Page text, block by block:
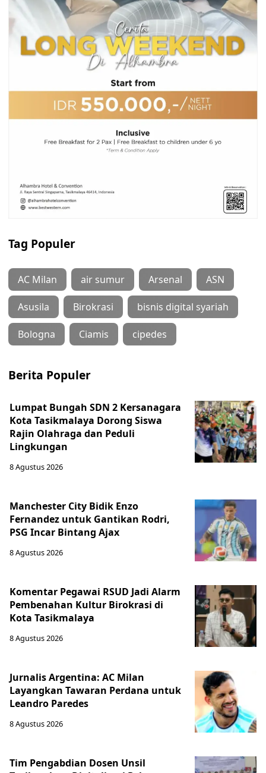
Tag Populer
AC Milan air sumur Arsenal ASN
Asusila Birokrasi bisnis digital syariah
Bologna Ciamis cipedes
Berita Populer
Lumpat Bungah SDN 2 Kersanagara
Kota Tasikmalaya Dorong Siswa
Rajin Olahraga dan Peduli
Lingkungan
8 Agustus 2026
Manchester City Bidik Enzo
Fernandez untuk Gantikan Rodri,
PSG Incar Bintang Ajax
8 Agustus 2026
Komentar Pegawai RSUD Jadi Alarm
Pembenahan Kultur Birokrasi di
Kota Tasikmalaya
8 Agustus 2026
Jurnalis Argentina: AC Milan
Layangkan Tawaran Perdana untuk
Leandro Paredes
8 Agustus 2026
Tim Pengabdian Dosen Unsil